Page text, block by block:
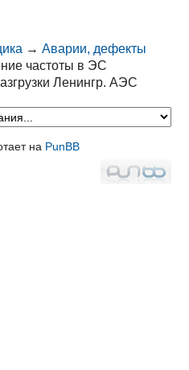
→Аварии, дефекты
частоты в ЭС
Ленингр. АЭС
на PunBB